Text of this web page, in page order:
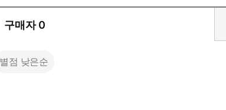
구매자 0
별점 낮은순